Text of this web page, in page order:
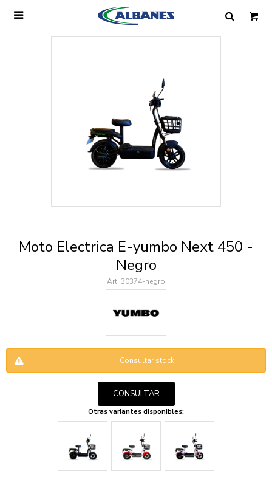

Moto Electrica E-yumbo Next 450 -
Negro
30374-negro
Consultar stock
CONSULTAR
Otras variantes disponibles:
Correo electrónico
Mensaje